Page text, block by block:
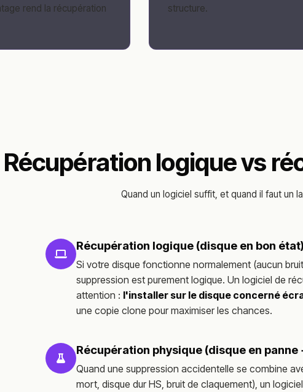
rend la récupération
structure.
Récupération logique vs
Quand un logiciel suffit, et quand il faut un
Récupération logique (disque en bon état)
Si votre disque fonctionne normalement (aucun
suppression est purement logique. Un logiciel de
attention : l'installer sur le disque concerné
une copie clone pour maximiser les chances.
Récupération physique (disque en panne
Quand une suppression accidentelle se combine
mort, disque dur HS, bruit de claquement), un